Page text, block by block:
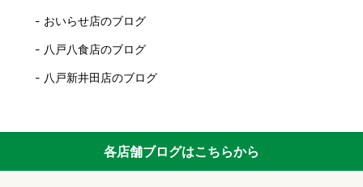
おいらせ店のブログ
八戸八食店のブログ
八戸新井田店のブログ
各店舗ブログはこちらから